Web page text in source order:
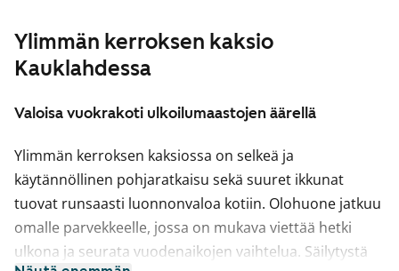
Ylimmän kerroksen kaksio
Kauklahdessa
Valoisa vuokrakoti ulkoilumaastojen äärellä
Ylimmän kerroksen kaksiossa on selkeä ja
käytännöllinen pohjaratkaisu sekä suuret ikkunat
tuovat runsaasti luonnonvaloa kotiin. Olohuone jatkuu
omalle parvekkeelle, jossa on mukava viettää hetki
ulkona ja seurata vuodenaikojen vaihtelua. Säilytystä